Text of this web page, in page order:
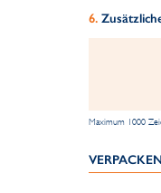
Maximum 1000